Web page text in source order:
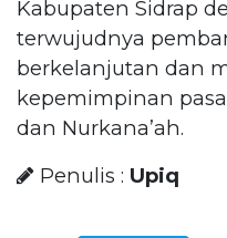
Kabupaten Sidrap
terwujudnya
berkelanjutan dan
kepemimpinan
dan Nurkana’ah.
Penulis : Upiq